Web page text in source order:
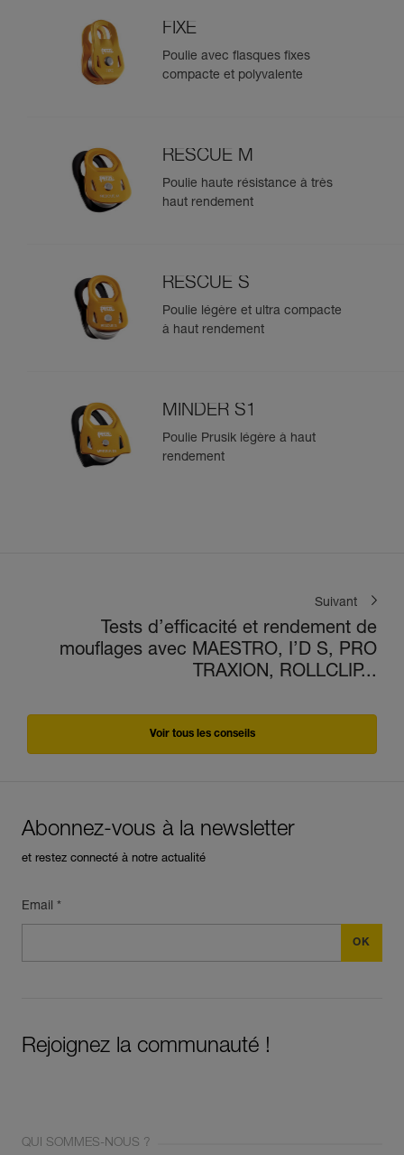
FIXE
Poulie avec flasques fixes
compacte et polyvalente
RESCUE M
Poulie haute résistance à très
haut rendement
RESCUE S
Poulie légère et ultra compacte
à haut rendement
MINDER S1
Poulie Prusik légère à haut
rendement
Suivant
Tests d’efficacité et rendement de
mouflages avec MAESTRO, I’D S, PRO
TRAXION, ROLLCLIP...
Voir tous les conseils
Abonnez-vous à la newsletter
et restez connecté à notre actualité
Email *
Rejoignez la communauté !
QUI SOMMES-NOUS ?